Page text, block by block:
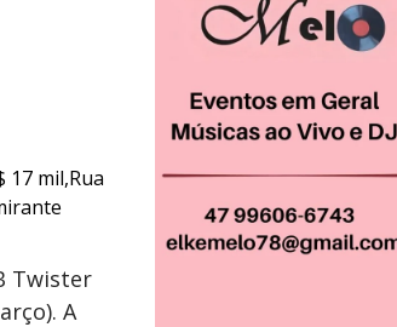
Twister
A